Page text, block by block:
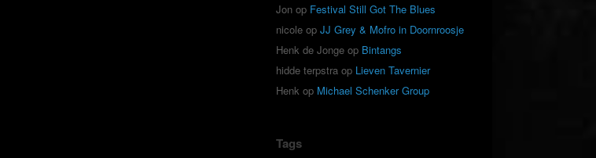
Jon op Festival Still Got The Blues
nicole opJJ Grey & Mofro in Doornroosje
Henk de Jonge op Bintangs
hidde terpstra op Lieven Tavernier
Henk op Michael Schenker Group
Tags